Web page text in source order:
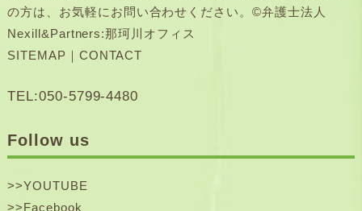
の方は、お気軽にお問い合わせください。©弁護士法人
Nexill&Partners:那珂川オフィス
SITEMAP ｜ CONTACT
TEL:050-5799-4480
Follow us
>>YOUTUBE
>>Facebook